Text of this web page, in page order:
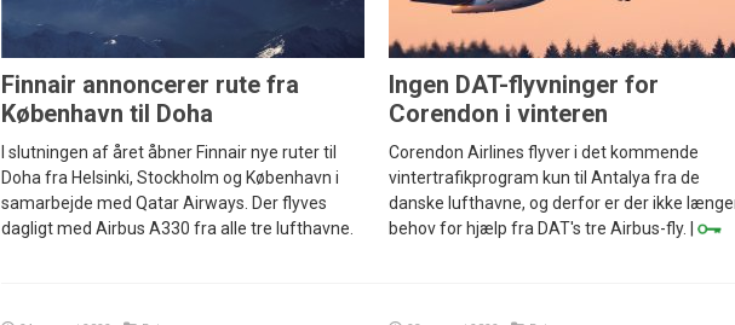
Finnair annoncerer rute fra
København til Doha
I slutningen af året åbner Finnair nye ruter til
Doha fra Helsinki, Stockholm og København i
samarbejde med Qatar Airways. Der flyves
dagligt med Airbus A330 fra alle tre lufthavne.
Ingen DAT-flyvninger for
Corendon i vinteren
Corendon Airlines flyver i det kommende
vintertrafikprogram kun til Antalya fra de
danske lufthavne, og derfor er der ikke
behov for hjælp fra DAT's tre Airbus-fly. |